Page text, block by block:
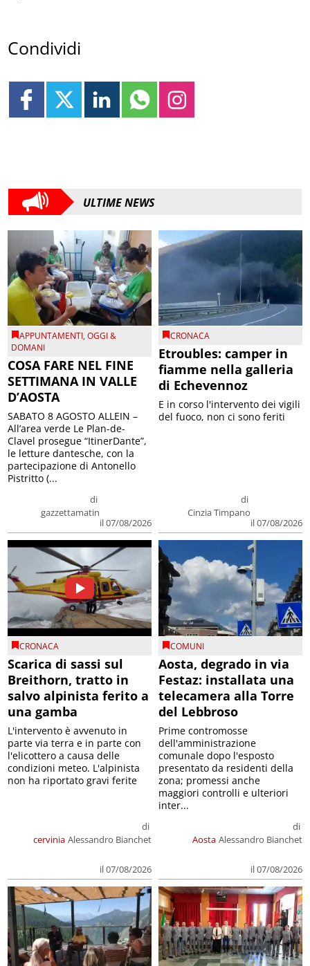
Condividi
ULTIME NEWS
APPUNTAMENTI,OGGI &
DOMANI
COSA FARE NEL FINE
SETTIMANA IN VALLE
D’AOSTA
di
gazzettamatin
il 07/08/2026
SABATO 8 AGOSTO ALLEIN –
All’area verde Le Plan-de-
Clavel prosegue “ItinerDante”,
le letture dantesche, con la
partecipazione di Antonello
Pistritto (...
CRONACA
Etroubles: camper in
fiamme nella galleria
di Echevennoz
di
Cinzia Timpano
il 07/08/2026
E in corso l'intervento dei vigili
del fuoco, non ci sono feriti
CRONACA
Scarica di sassi sul
Breithorn, tratto in
salvo alpinista ferito a
una gamba
cervinia
di
Alessandro Bianchet
il 07/08/2026
L'intervento è avvenuto in
parte via terra e in parte con
l'elicottero a causa delle
condizioni meteo. L'alpinista
non ha riportato gravi ferite
COMUNI
Aosta, degrado in via
Festaz: installata una
telecamera alla Torre
del Lebbroso
Aosta
di
Alessandro Bianchet
il 07/08/2026
Prime contromosse
dell'amministrazione
comunale dopo l'esposto
presentato da residenti della
zona; promessi anche
maggiori controlli e ulteriori
inter...